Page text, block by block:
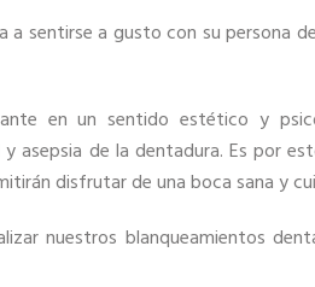
a sentirse a gusto con su persona
en un sentido estético y
asepsia de la dentadura. Es por
disfrutar de una boca sana y
nuestros blanqueamientos